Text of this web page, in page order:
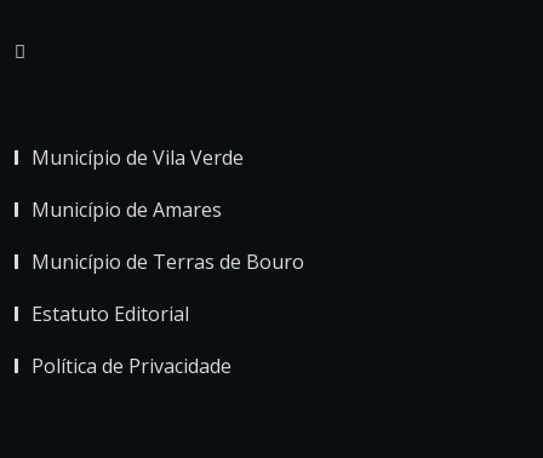
Município de Vila Verde
Município de Amares
Município de Terras de Bouro
Estatuto Editorial
Política de Privacidade